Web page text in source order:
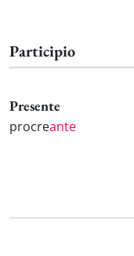
Participio
Presente
procreante